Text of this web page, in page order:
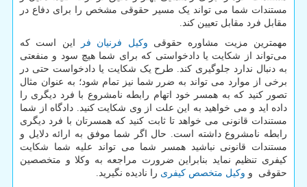
مستندات شما می تواند یک مسیر حقوقی مشخص را برای دفاع در
مقابل فرد مقابل تعیین کند.
مهمترین مزیت مشاوره حقوقی وکیل فرنیان فر
این است که
می‌تواند از شکایت یا دادخواستی که برای شما هیچ سود و منفعتی
به دنبال ندارد جلوگیری کند. طرح یک شکایت یا دادخواست حتی در
برخی از موارد می تواند به ضرر شما نیز تمام شود؛ به عنوان مثال
تصور کنید که به همسر خود اتهام رابطه نامشروع با فرد دیگری را
داده اید و می خواهید به این علت از وی شکایت کنید. دادگاه از شما
مستندات قانونی می خواهد تا ثابت کنید که همسرتان با فرد دیگری
رابطه نامشروع داشته است. حال اگر شما موفق به ارائه دلایل و
مستندات قانونی نباشید همسر شما می تواند علیه شما شکایت
کیفری تنظیم نماید بنابراین ضرورت مراجعه به وکلا و متخصصین
حقوقی و وکیل متخصص کیفری را نادیده نگیرید.